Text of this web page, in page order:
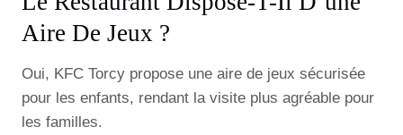
Aire De Jeux ?
Oui, KFC Torcy propose une aire de jeux sécurisée
pour les enfants, rendant la visite plus agréable pour
les familles.